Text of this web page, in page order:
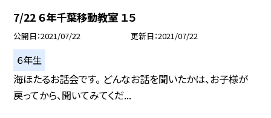
7/22 ６年千葉移動教室 １５
公開日 2021/07/22 更新日 2021/07/22
６年生
海ほたるお話会です。 どんなお話を聞いたかは、お子様が
戻ってから、聞いてみてくだ...